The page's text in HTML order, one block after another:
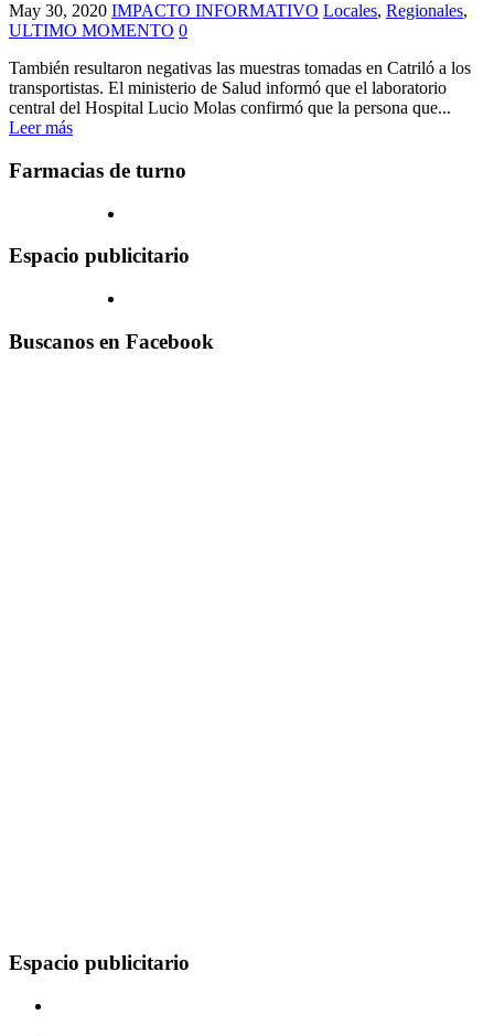
May 30, 2020 IMPACTO INFORMATIVO Locales, Regionales,
ULTIMO MOMENTO 0
También resultaron negativas las muestras tomadas en Catriló a los
transportistas. El ministerio de Salud informó que el laboratorio
central del Hospital Lucio Molas confirmó que la persona que...
Leer más
Farmacias de turno
Espacio publicitario
Buscanos en Facebook
Espacio publicitario